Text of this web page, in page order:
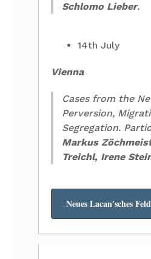
Schlomo Lieber.
14th July
Vienna
Cases from the
Perversion,
Segregation.
Markus
Treichl, Irene
Neues Lacan'sches